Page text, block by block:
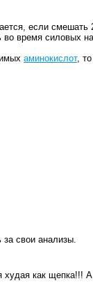
если смешать
время силовых
аминокислот,
свои анализы.
как щепка!!!